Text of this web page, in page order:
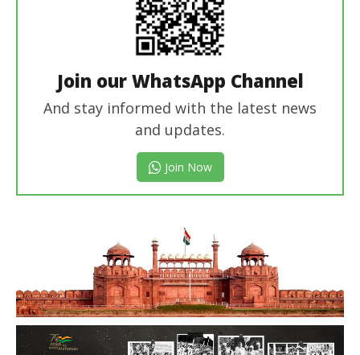
Join our WhatsApp Channel
And stay informed with the latest news
and updates.
Join Now